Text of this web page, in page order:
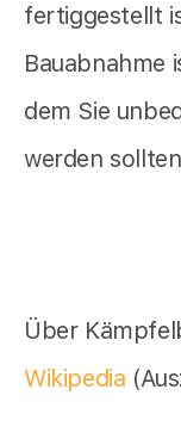
fertiggestellt
Bauabnahme
dem Sie
werden
Über
Wikipedia